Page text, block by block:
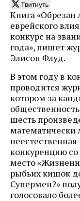
Твитнуть
Книга «Обрезан
еврейского
конкурс на
года», пишет
Элисон Флуд.
В этом году в
проводится
котором за
шесть
конкуренцию
место
рыбьих кишок
Супермен?»
голосовало